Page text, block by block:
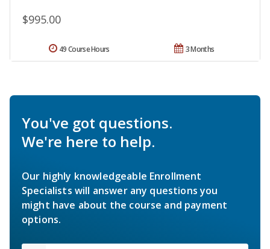
$995.00
3 Months
49 Course Hours
You've got questions.
We're here to help.
Our highly knowledgeable Enrollment
Specialists will answer any questions you
might have about the course and payment
options.